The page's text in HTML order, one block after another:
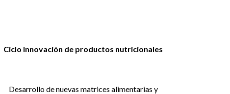
Ciclo Innovación de productos nutricionales
Desarrollo de nuevas matrices alimentarias y